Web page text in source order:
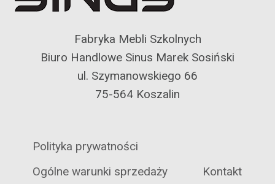
Fabryka Mebli Szkolnych
Biuro Handlowe Sinus Marek Sosiński
ul. Szymanowskiego 66
75-564 Koszalin
Polityka prywatności
Ogólne warunki sprzedaży
Kontakt